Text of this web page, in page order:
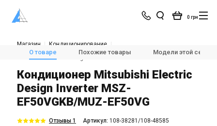
0 грн
Магазин
Кондиционирование
Кондиционеры и сплит-системы
Настенные кондиционеры
О товаре Похожие товары Модели этой серии
Кондиционер Mitsubishi Electric
Design Inverter MSZ-
EF50VGKB/MUZ-EF50VG
Отзывы 1 Aртикул: 108-38281/108-48585